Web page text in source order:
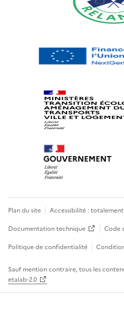
Plan du site Accessibilité :
Documentation technique
Code
Politique de confidentialité
Sauf mention contraire, tous les
etalab-2.0